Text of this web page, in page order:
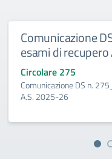
Comunicazione
esami di
Circolare 275
Comunicazione DS n.
A.S. 2025-26